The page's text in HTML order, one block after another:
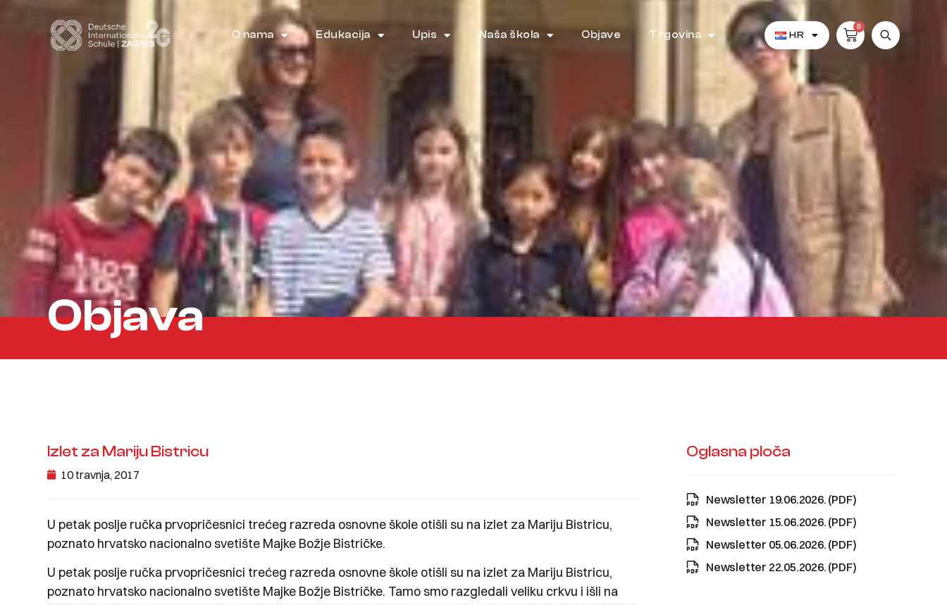
O nama Edukacija Upis Naša škola Objave Trgovina HR
0
Objava
Izlet za Mariju Bistricu
10 travnja, 2017
U petak poslje ručka prvopričesnici trećeg razreda osnovne škole otišli su na izlet za Mariju Bistricu,
poznato hrvatsko nacionalno svetište Majke Božje Bistričke.
U petak poslje ručka prvopričesnici trećeg razreda osnovne škole otišli su na izlet za Mariju Bistricu,
poznato hrvatsko nacionalno svetište Majke Božje Bistričke. Tamo smo razgledali veliku crkvu i išli na
Oglasna ploča
Newsletter 19.06.2026. (PDF)
Newsletter 15.06.2026. (PDF)
Newsletter 05.06.2026. (PDF)
Newsletter 22.05.2026. (PDF)